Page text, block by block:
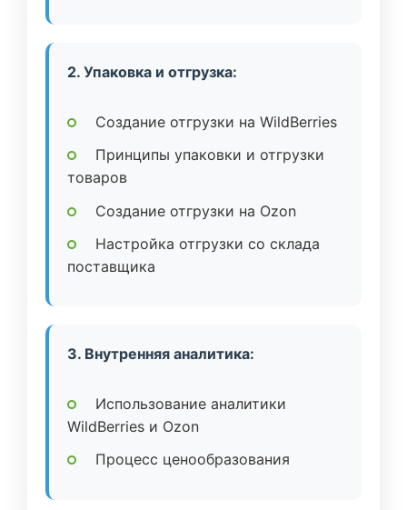
2. Упаковка и отгрузка:
Создание отгрузки на WildBerries
Принципы упаковки и отгрузки
товаров
Создание отгрузки на Ozon
Настройка отгрузки со склада
поставщика
3. Внутренняя аналитика:
Использование аналитики
WildBerries и Ozon
Процесс ценообразования